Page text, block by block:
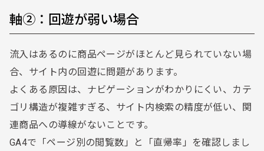
軸②：回遊が弱い場合
流入はあるのに商品ページがほとんど見られていない場
合、サイト内の回遊に問題があります。
よくある原因は、ナビゲーションがわかりにくい、カテ
ゴリ構造が複雑すぎる、サイト内検索の精度が低い、関
連商品への導線がないことです。
GA4で「ページ別の閲覧数」と「直帰率」を確認しまし